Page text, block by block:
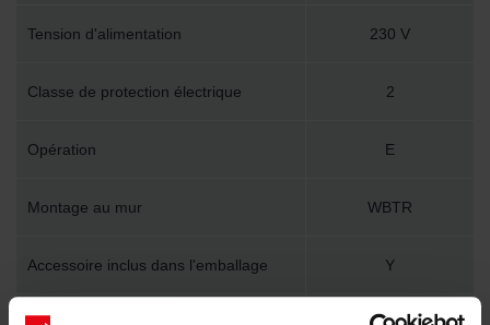
Tension d'alimentation 230 V
Classe de protection électrique 2
Opération E
Montage au mur WBTR
Accessoire inclus dans l'emballage Y